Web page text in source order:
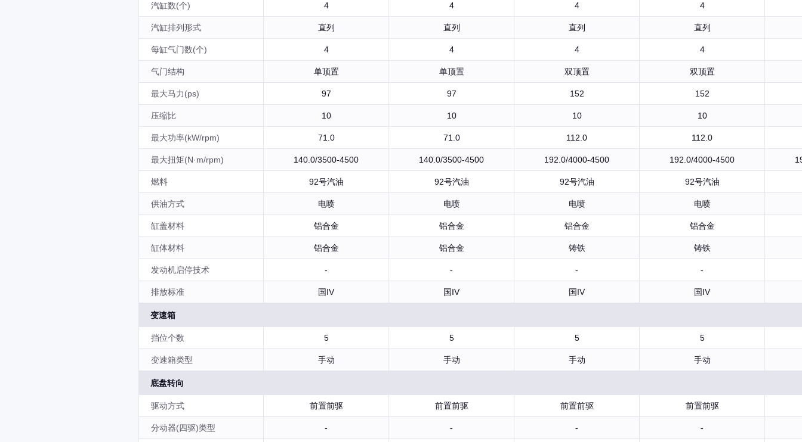
汽缸数(个) 4 4 4 4
汽缸排列形式 直列 直列 直列 直列
每缸气门数(个) 4 4 4 4
气门结构 单顶置 单顶置 双顶置 双顶置
最大马力(ps) 97 97 152 152
压缩比 10 10 10 10
最大功率(kW/rpm) 71.0 71.0 112.0 112.0
最大扭矩(N·m/rpm) 140.0/3500-4500 140.0/3500-4500 192.0/4000-4500 192.0/4000-4500
燃料 92号汽油 92号汽油 92号汽油 92号汽油
供油方式 电喷 电喷 电喷 电喷
缸盖材料 铝合金 铝合金 铝合金 铝合金
缸体材料 铝合金 铝合金 铸铁 铸铁
发动机启停技术 - - - -
排放标准 国IV 国IV 国IV 国IV
变速箱
挡位个数 5 5 5 5
变速箱类型 手动 手动 手动 手动
底盘转向
驱动方式 前置前驱 前置前驱 前置前驱 前置前驱
分动器(四驱)类型 - - - -